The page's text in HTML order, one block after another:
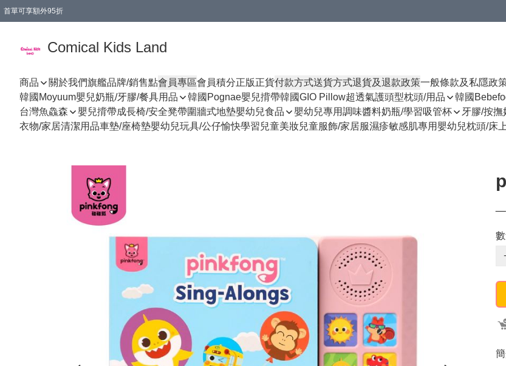
首單可享額外95折
Comical Kids Land
商品 關於我們旗艦品牌/銷售點會員專區會員積分正版正貨付款方式送貨方式退貨及退款政策一般條款及私隱政
韓國Moyuum嬰兒奶瓶/牙膠/餐具用品
韓國Pognae嬰兒揹帶韓國GIO Pillow超透氣護頭型枕頭/用品 韓國
台灣魚鱻森
嬰兒揹帶成長椅/安全凳帶圍牆式地墊嬰幼兒食品 嬰幼兒專用調味醬料奶瓶/學習吸管杯 牙膠/按撫
衣物/家居清潔用品車墊/座椅墊嬰幼兒玩具/公仔愉快學習兒童美妝兒童服飾/家居服濕疹敏感肌專用嬰幼兒枕頭/床